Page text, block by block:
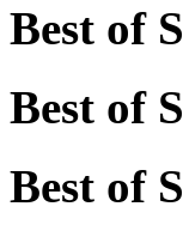
Best of
Best of
Best of